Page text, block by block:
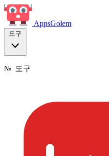
AppsGolem
도구
№ 도구